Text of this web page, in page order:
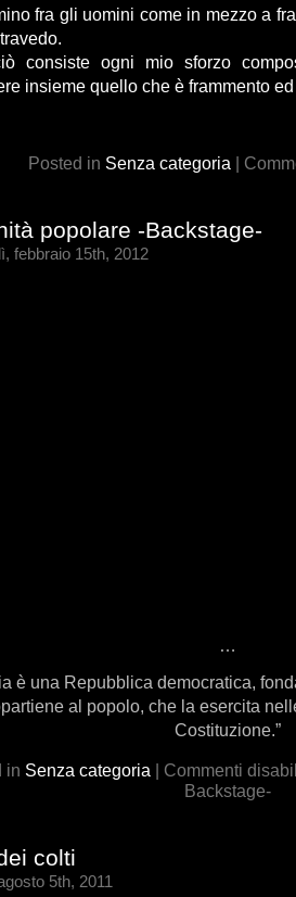
fra gli uomini come in mezzo a
consiste ogni mio sforzo
insieme quello che è frammento
Posted in Senza categoria |
popolare -Backstage-
febbraio 15th, 2012
…
è una Repubblica democratica,
al popolo, che la esercita
Costituzione.”
in Senza categoria | Commenti
Backstage-
colti
5th, 2011